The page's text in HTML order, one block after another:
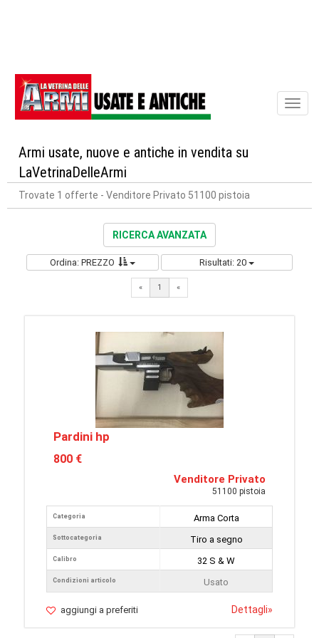
Armi usate, nuove e antiche in vendita su
LaVetrinaDelleArmi
Trovate 1 offerte - Venditore Privato 51100 pistoia
RICERCA AVANZATA
Ordina: PREZZO Risultati: 20
« 1 «
Pardini hp
800 €
Venditore Privato
51100 pistoia
Categoria
Sottocategoria
Calibro
Condizioni articolo
Arma Corta
Tiro a segno
32 S & W
Usato
aggiungi a preferiti Dettagli»